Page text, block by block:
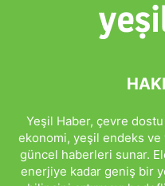
Yeşil Haber, çevre
ekonomi, yeşil endeks
güncel haberleri sunar.
enerjiye kadar geniş bir